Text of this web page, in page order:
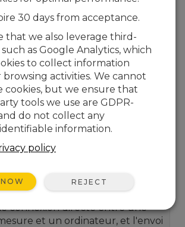
en deux parties pour mettre
de données. Une
d'une méthode de mise à jour
connexion directe entre une
et un ordinateur, et l'envoi
30 days from acceptance.
that we also leverage third-
as Google Analytics, which
to collect information
activities. We cannot
cookies, but we ensure that
tools we use are GDPR-
do not collect any
information.
policy
REJECT